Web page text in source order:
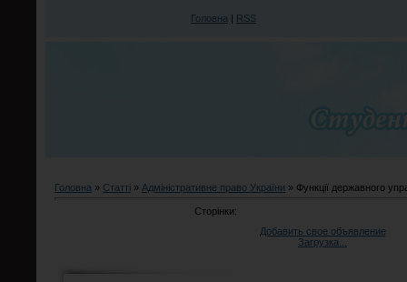
Головна | RSS
Головна » Статті » Адміністративне право України » Функції державного
Сторінки:
Добавить свое объявление
Загрузка...